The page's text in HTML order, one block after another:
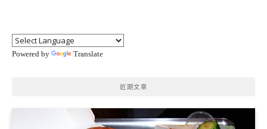
Powered by Translate
近期文章